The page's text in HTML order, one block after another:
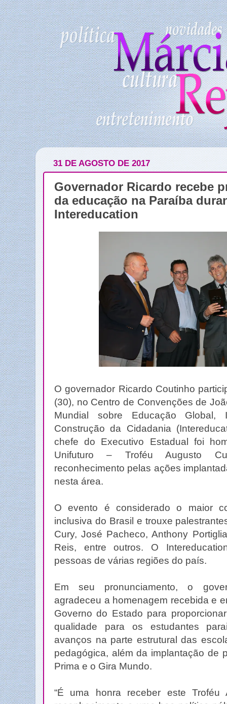
31 DE AGOSTO DE 2017
Governador Ricardo recebe
da educação na Paraíba
Intereducation
O governador Ricardo Coutinho
(30), no Centro de Convenções de
Mundial sobre Educação Global,
Construção da Cidadania
chefe do Executivo Estadual foi
Unifuturo – Troféu Augusto
reconhecimento pelas ações
nesta área.
O evento é considerado o maior
inclusiva do Brasil e trouxe
Cury, José Pacheco, Anthony
Reis, entre outros. O
pessoas de várias regiões do país.
Em seu pronunciamento, o
agradeceu a homenagem recebida e
Governo do Estado para
qualidade para os estudantes
avanços na parte estrutural das
pedagógica, além da implantação de
Prima e o Gira Mundo.
“É uma honra receber este